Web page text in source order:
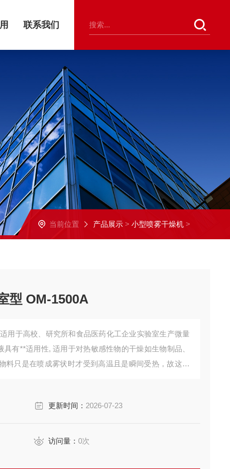
联系我们
当前位置 产品展示 > 小型喷雾干燥机 >
型 OM-1500A
用于高校、研究所和食品医药化工企业实验室生产微量
有**适用性, 适用于对热敏感性物的干燥如生物制品、
料只是在喷成雾状时才受到高温且是瞬间受热，故这些
更新时间： 2026-07-23
访问量：0次